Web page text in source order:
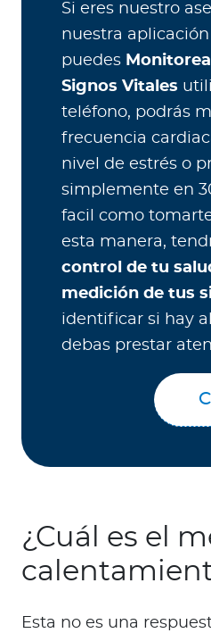
Si eres nuestro
nuestra aplicación
puedes
Signos Vitales
teléfono, podrás
frecuencia
nivel de estrés o
simplemente en
facil como
esta manera,
control de tu
medición de tus
identificar si hay
debas prestar
¿Cuál es el
Esta no es una